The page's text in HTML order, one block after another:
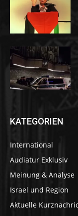
KATEGORIEN
International
Audiatur Exklusiv
Meinung & Analyse
Israel und Region
Aktuelle